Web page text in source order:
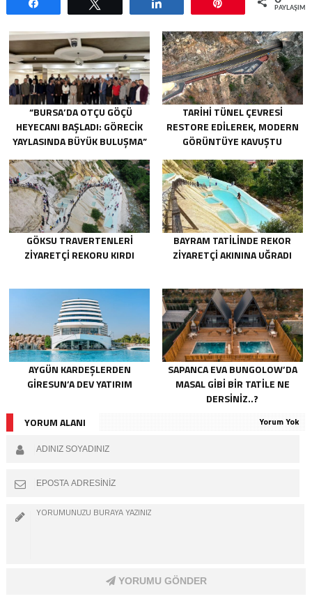
“BURSA’DA OTÇU GÖÇÜ
HEYECANI BAŞLADI: GÖRECIK
YAYLASINDA BÜYÜK BULUŞMA”
TARIHI TÜNEL ÇEVRESI
RESTORE EDILEREK, MODERN
GÖRÜNTÜYE KAVUŞTU
GÖKSU TRAVERTENLERI
ZIYARETÇI REKORU KIRDI
BAYRAM TATILINDE REKOR
ZIYARETÇI AKININA UĞRADI
AYGÜN KARDEŞLERDEN
GIRESUN’A DEV YATIRIM
SAPANCA EVA BUNGOLOW’DA
MASAL GIBI BIR TATILE NE
DERSINIZ..?
YORUM ALANI
Yorum Yok
YORUMU GÖNDER